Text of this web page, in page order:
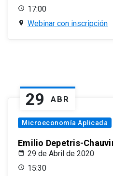
17:00
Webinar con inscripción
29 ABR
Microeconomía Aplicada
Emilio Depetris-
29 de Abril de 2020
15:30